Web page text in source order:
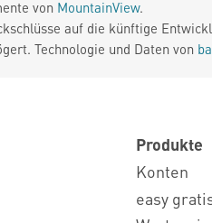
von MountainView.
auf die künftige
Technologie und Daten von
Produkte
Konten
easy